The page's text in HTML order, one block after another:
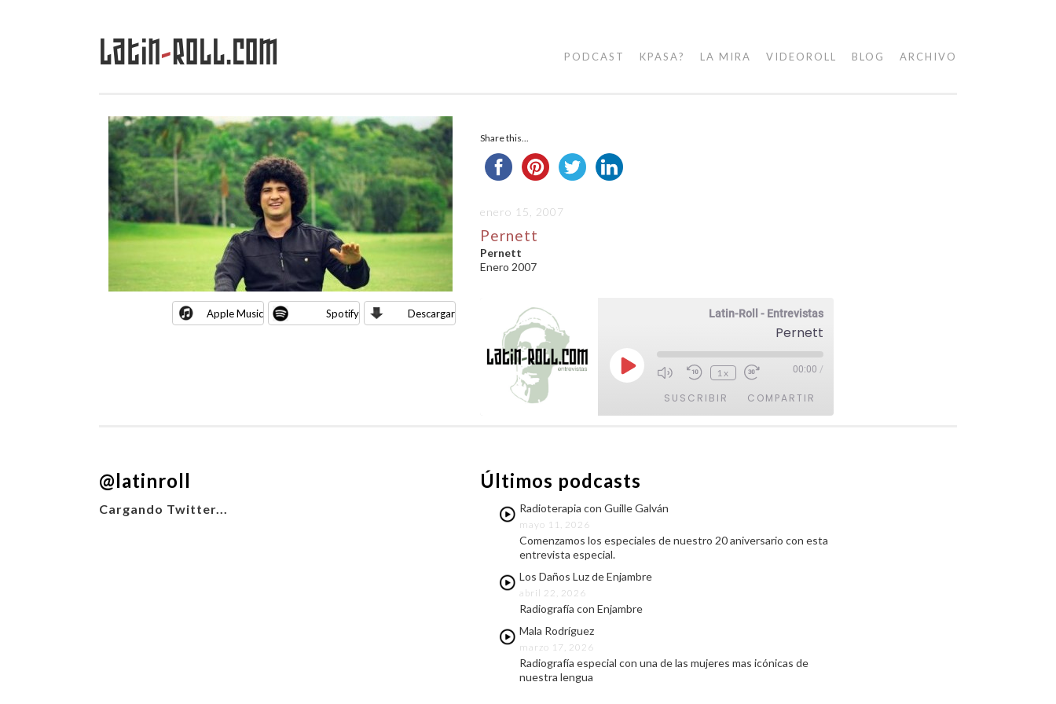
Saltar
Latin-Roll.com PODCAST KPASA? LA MIRA VIDEOROLL BLOG ARCHIVO
Apple Music Spotify Descargar
Share this...
enero 15, 2007
Pernett
Pernett
Enero 2007
Latin-Roll - Entrevistas
Pernett
Reproducir
episodio
1x 00:00 /
SUSCRIBIR COMPARTIR
ENLACE
INCRUSTAR
@latinroll
Cargando Twitter...
Últimos podcasts
Radioterapia con Guille Galván
mayo 11, 2026
Comenzamos los especiales de nuestro 20 aniversario con esta
entrevista especial.
Los Daños Luz de Enjambre
abril 22, 2026
Radiografía con Enjambre
Mala Rodríguez
marzo 17, 2026
Radiografía especial con una de las mujeres mas icónicas de
nuestra lengua